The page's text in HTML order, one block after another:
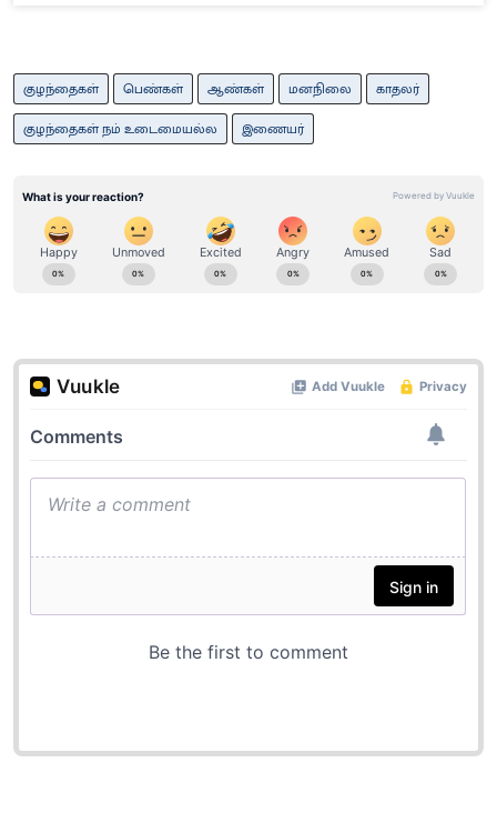
குழந்தைகள் பெண்கள் ஆண்கள் மனநிலை
காதலர்
குழந்தைகள் நம் உடைமையல்ல
இணையர்